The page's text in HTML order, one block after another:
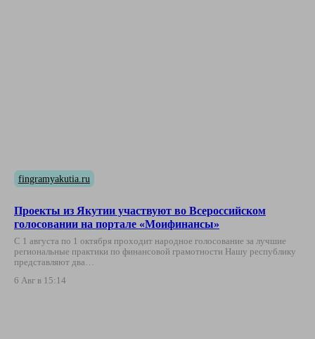
fingramyakutia.ru
Проекты из Якутии участвуют во Всероссийском
голосовании на портале «Моифинансы»
С 1 августа по 1 октября проходит народное голосование за лучшие
региональные практики по финансовой грамотности Нашу республику
представляют два…
6 Авг в 15:14